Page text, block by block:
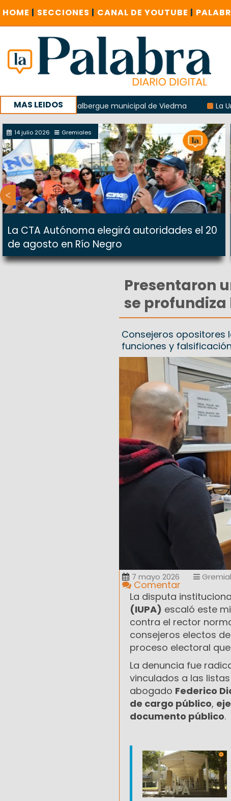
HOME | SECCIONES | CANAL DE YOUTUBE |
MAS LEIDOS
del albergue municipal de Viedma La Unesco
con un encuentro provincial en Roca
14 julio 2026 Gremiales
La CTA Autónoma elegirá autoridades el 20
de agosto en Río Negro
Presentaron
se profundiza
Consejeros opositores
funciones y
7 mayo 2026
Comentar
La disputa
(IUPA) escaló este
contra el rector
consejeros electos
proceso electoral
La denuncia fue
vinculados a las listas
abogado Federico
de cargo público,
documento público.